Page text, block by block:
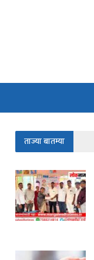
ताज्या बातम्या